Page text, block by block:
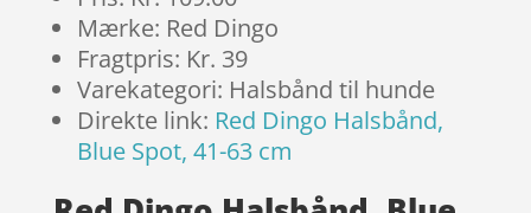
Mærke: Red Dingo
Fragtpris: Kr. 39
Varekategori: Halsbånd til hunde
Direkte link: Red Dingo Halsbånd,
Blue Spot, 41-63 cm